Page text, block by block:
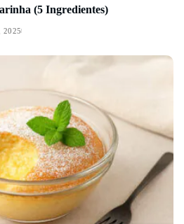
(5 Ingredientes)
2025